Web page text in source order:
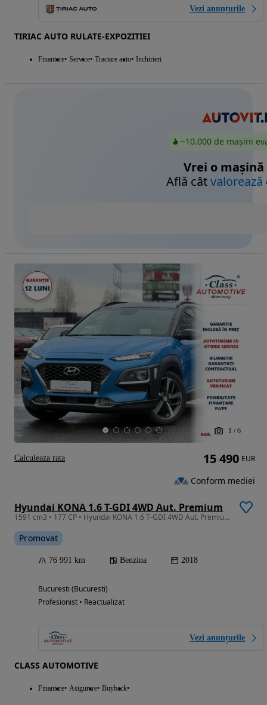
Vezi anunțurile
TIRIAC AUTO RULATE-EXPOZITIEI
Finantare Service Tractare auto Inchirieri
~10.000 de mașini
Vrei o mașină
Află câtvalorează
1 / 6
Hyundai KONA 1.6 T-GDI 4WD Aut. Premium
1591 cm3 • 177 CP • Hyundai KONA 1.6 T-GDI 4WD Aut. Premium
Promovat
76 991 km Benzina 2018
Bucuresti (Bucuresti)
Profesionist • Reactualizat
Vezi anunțurile
CLASS AUTOMOTIVE
Finantare Asigurare Buyback
15 490 EUR
Conform mediei
Calculeaza rata